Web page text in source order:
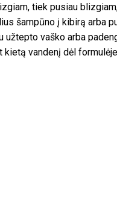
tiek pusiau
šampūno į kibirą arba
vaško arba
vandenį dėl